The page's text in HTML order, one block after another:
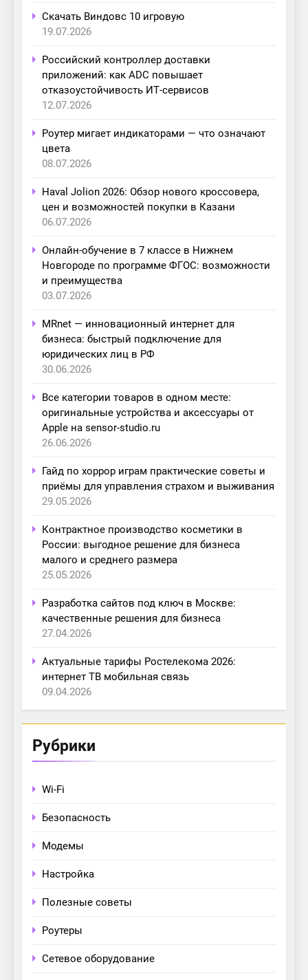
Скачать Виндовс 10 игровую
19.07.2026
Российский контроллер доставки
приложений: как ADC повышает
отказоустойчивость ИТ-сервисов
12.07.2026
Роутер мигает индикаторами — что означают
цвета
08.07.2026
Haval Jolion 2026: Обзор нового кроссовера,
цен и возможностей покупки в Казани
06.07.2026
Онлайн-обучение в 7 классе в Нижнем
Новгороде по программе ФГОС: возможности
и преимущества
03.07.2026
MRnet — инновационный интернет для
бизнеса: быстрый подключение для
юридических лиц в РФ
30.06.2026
Все категории товаров в одном месте:
оригинальные устройства и аксессуары от
Apple на sensor-studio.ru
26.06.2026
Гайд по хоррор играм практические советы и
приёмы для управления страхом и выживания
29.05.2026
Контрактное производство косметики в
России: выгодное решение для бизнеса
малого и среднего размера
25.05.2026
Разработка сайтов под ключ в Москве:
качественные решения для бизнеса
27.04.2026
Актуальные тарифы Ростелекома 2026:
интернет ТВ мобильная связь
09.04.2026
Рубрики
Wi-Fi
Безопасность
Модемы
Настройка
Полезные советы
Роутеры
Сетевое оборудование